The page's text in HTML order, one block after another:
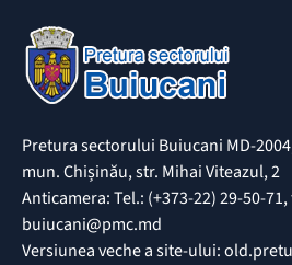
Pretura sectorului Buiucani MD-
mun. Chișinău, str. Mihai Viteazul, 2
Anticamera: Tel.: (+373-22) 29-50-
buiucani@pmc.md
Versiunea veche a site-ului: